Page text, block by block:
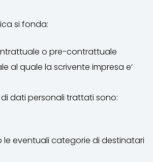
si fonda:
o pre-contrattuale
al quale la scrivente impresa e’
di dati personali trattati sono:
le eventuali categorie di destinatari